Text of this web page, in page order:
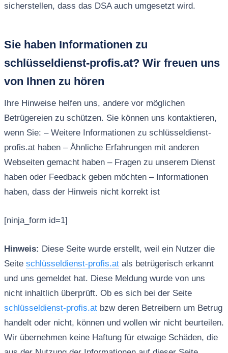
sicherstellen, dass das DSA auch umgesetzt wird.
Sie haben Informationen zu
schlüsseldienst-profis.at? Wir freuen uns
von Ihnen zu hören
Ihre Hinweise helfen uns, andere vor möglichen
Betrügereien zu schützen. Sie können uns kontaktieren,
wenn Sie: – Weitere Informationen zu schlüsseldienst-
profis.at haben – Ähnliche Erfahrungen mit anderen
Webseiten gemacht haben – Fragen zu unserem Dienst
haben oder Feedback geben möchten – Informationen
haben, dass der Hinweis nicht korrekt ist
[ninja_form id=1]
Hinweis: Diese Seite wurde erstellt, weil ein Nutzer die
Seite schlüsseldienst-profis.atals betrügerisch erkannt
und uns gemeldet hat. Diese Meldung wurde von uns
nicht inhaltlich überprüft. Ob es sich bei der Seite
schlüsseldienst-profis.atbzw deren Betreibern um Betrug
handelt oder nicht, können und wollen wir nicht beurteilen.
Wir übernehmen keine Haftung für etwaige Schäden, die